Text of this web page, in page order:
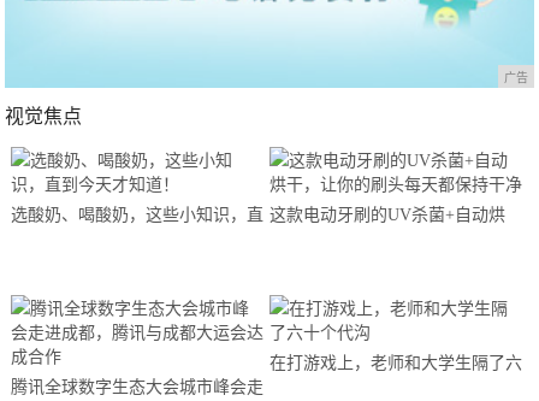
广告
视觉焦点
选酸奶、喝酸奶，这些小知识，直 这款电动牙刷的UV杀菌+自动烘
腾讯全球数字生态大会城市峰会走
在打游戏上，老师和大学生隔了六